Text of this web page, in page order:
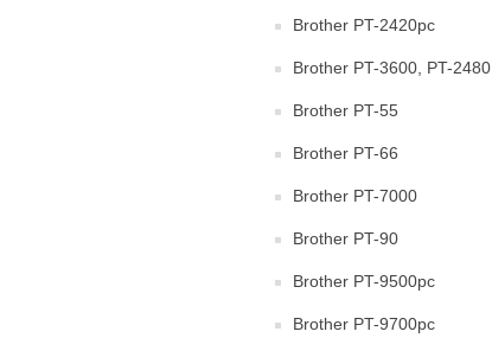
Brother PT-2420pc
Brother PT-3600, PT-2480
Brother PT-55
Brother PT-66
Brother PT-7000
Brother PT-90
Brother PT-9500pc
Brother PT-9700pc